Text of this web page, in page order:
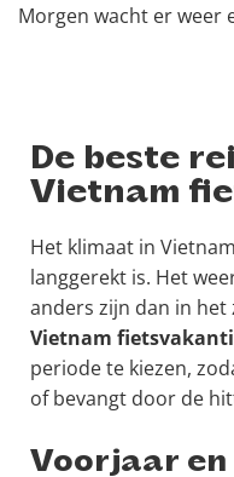
Morgen wacht er weer
De beste
Vietnam
Het klimaat in
langgerekt is. Het
anders zijn dan in het
Vietnam
periode te kiezen,
of bevangt door de
Voorjaar en